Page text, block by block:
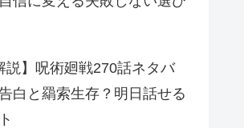
説】呪術廻戦270話ネタバ
白と羂索生存？明日話せる